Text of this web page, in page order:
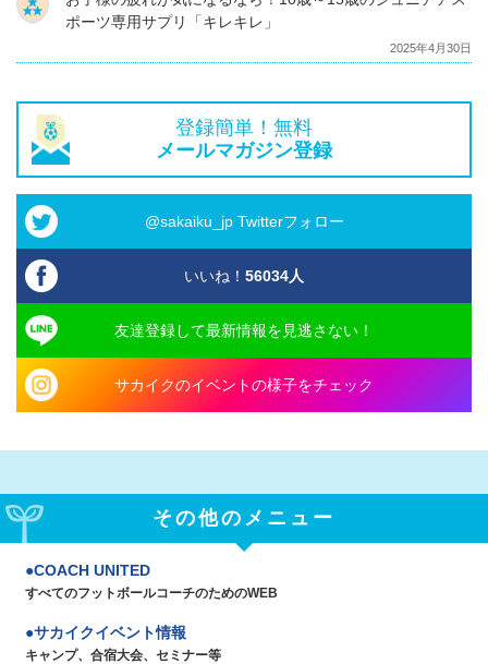
ポーツ専用サプリ「キレキレ」
2025年4月30日
登録簡単！無料
メールマガジン登録
@sakaiku_jp Twitterフォロー
いいね！ 56034人
友達登録して最新情報を見逃さない！
サカイクのイベントの様子をチェック
その他のメニュー
COACH UNITED
すべてのフットボールコーチのためのWEB
サカイクイベント情報
キャンプ、合宿大会、セミナー等